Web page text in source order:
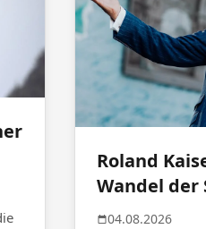
Roland
Wandel der
04.08.2026